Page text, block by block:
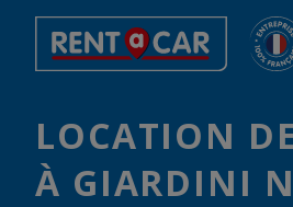
LOCATION
À GIARDINI